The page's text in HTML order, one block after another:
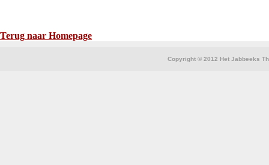
Terug naar Homepage
Copyright © 2012 Het Jabbeeks